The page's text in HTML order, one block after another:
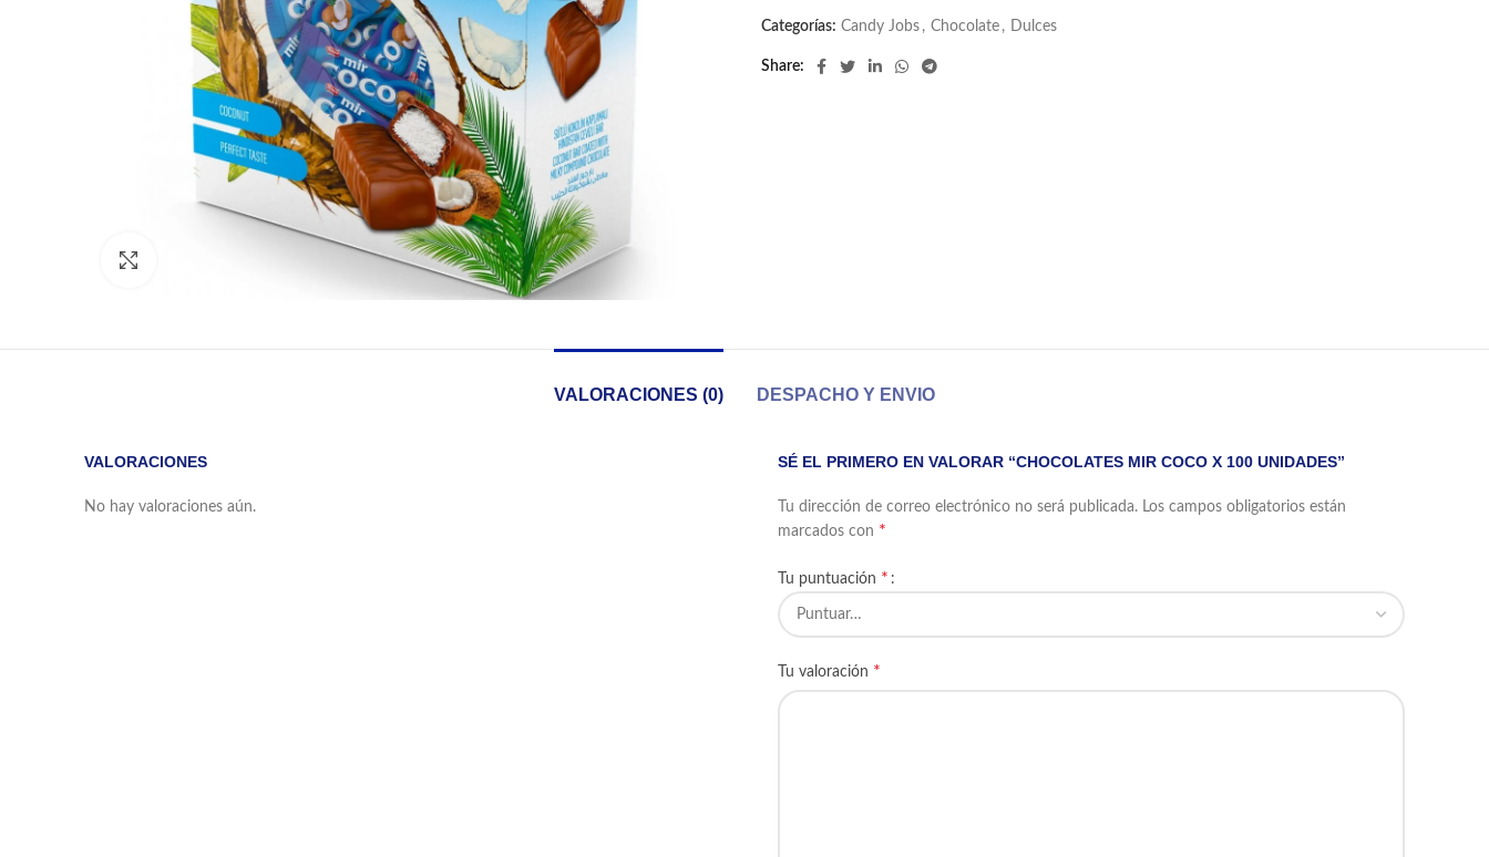
Categorías: Candy Jobs , Chocolate , Dulces
Share
VALORACIONES (0) DESPACHO Y ENVIO
VALORACIONES
No hay valoraciones aún.
SÉ EL PRIMERO EN VALORAR “CHOCOLATES MIR COCO X 100 UNIDADES”
Tu dirección de correo electrónico no será publicada. Los campos obligatorios están
marcados con *
Tu puntuación *
Tu valoración *